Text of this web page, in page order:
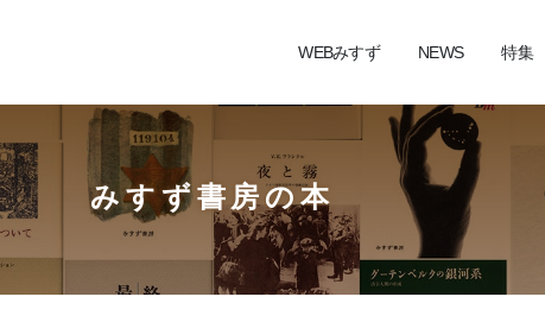
WEBみすず NEWS 特集
みすず書房の本